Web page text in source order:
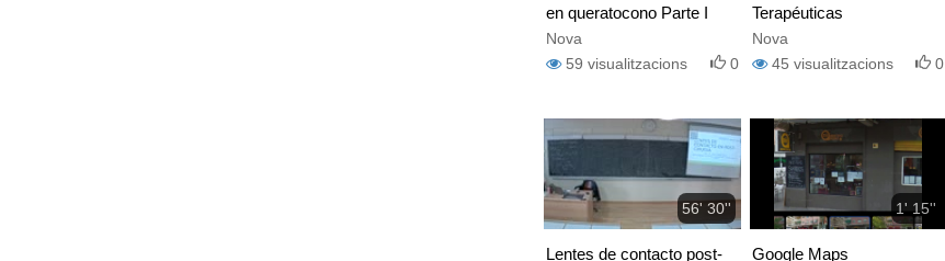
en queratocono Parte I
Nova
59 visualitzacions 0
Terapéuticas
Nova
45 visualitzacions 0
56' 30''
Lentes de contacto post-
1' 15''
Google Maps